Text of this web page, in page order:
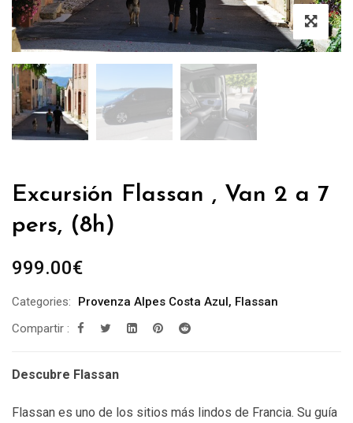
Excursión Flassan , Van 2 a 7
pers, (8h)
999.00€
Categories: Provenza Alpes Costa Azul, Flassan
Compartir :
Descubre Flassan
Flassan es uno de los sitios más lindos de Francia. Su guía